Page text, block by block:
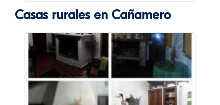
Casas rurales en Cañamero